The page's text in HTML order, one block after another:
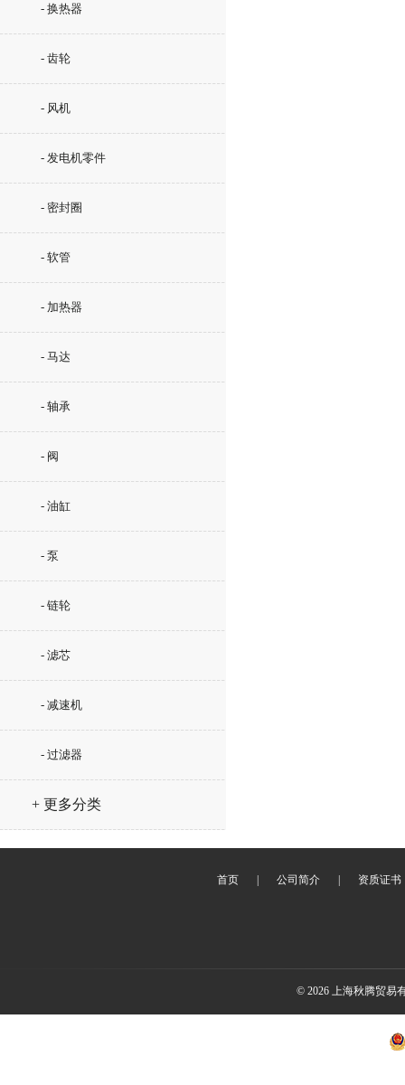
- 换热器
- 齿轮
- 风机
- 发电机零件
- 密封圈
- 软管
- 加热器
- 马达
- 轴承
- 阀
- 油缸
- 泵
- 链轮
- 滤芯
- 减速机
- 过滤器
+ 更多分类
首页 公司简介 资质证书
© 2026 上海秋腾贸易